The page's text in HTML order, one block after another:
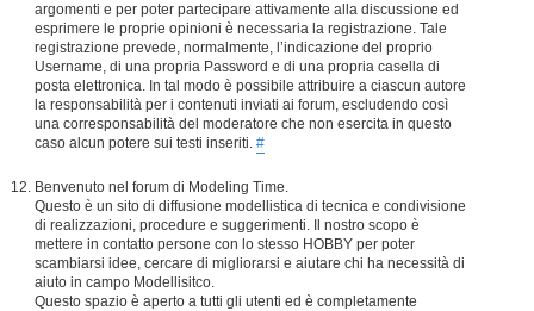
argomenti e per poter partecipare attivamente alla discussione ed
esprimere le proprie opinioni è necessaria la registrazione. Tale
registrazione prevede, normalmente, l’indicazione del proprio
Username, di una propria Password e di una propria casella di
posta elettronica. In tal modo è possibile attribuire a ciascun autore
la responsabilità per i contenuti inviati ai forum, escludendo così
una corresponsabilità del moderatore che non esercita in questo
caso alcun potere sui testi inseriti. #
Benvenuto nel forum di Modeling Time.
Questo è un sito di diffusione modellistica di tecnica e condivisione
di realizzazioni, procedure e suggerimenti. Il nostro scopo è
mettere in contatto persone con lo stesso HOBBY per poter
scambiarsi idee, cercare di migliorarsi e aiutare chi ha necessità di
aiuto in campo Modellisitco.
Questo spazio è aperto a tutti gli utenti ed è completamente